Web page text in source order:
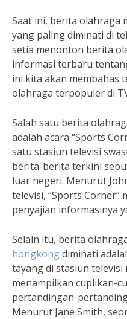
Saat ini, berita olahraga
yang paling diminati di
setia menonton berita
informasi terbaru
ini kita akan membahas
olahraga terpopuler di
Salah satu berita
adalah acara “Sports
satu stasiun televisi
berita-berita terkini
luar negeri. Menurut
televisi, “Sports Corner”
penyajian informasinya
Selain itu, berita
hongkongdiminati
tayang di stasiun televisi
menampilkan cuplikan-
pertandingan-
Menurut Jane Smith,